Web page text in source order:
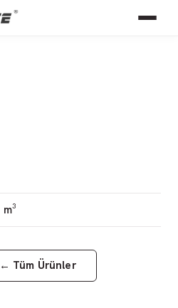
m³
← Tüm Ürünler